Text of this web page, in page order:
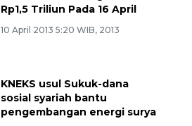
Rp1,5 Triliun Pada 16 April
10 April 2013 5:20 WIB, 2013
KNEKS usul Sukuk-dana
sosial syariah bantu
pengembangan energi surya